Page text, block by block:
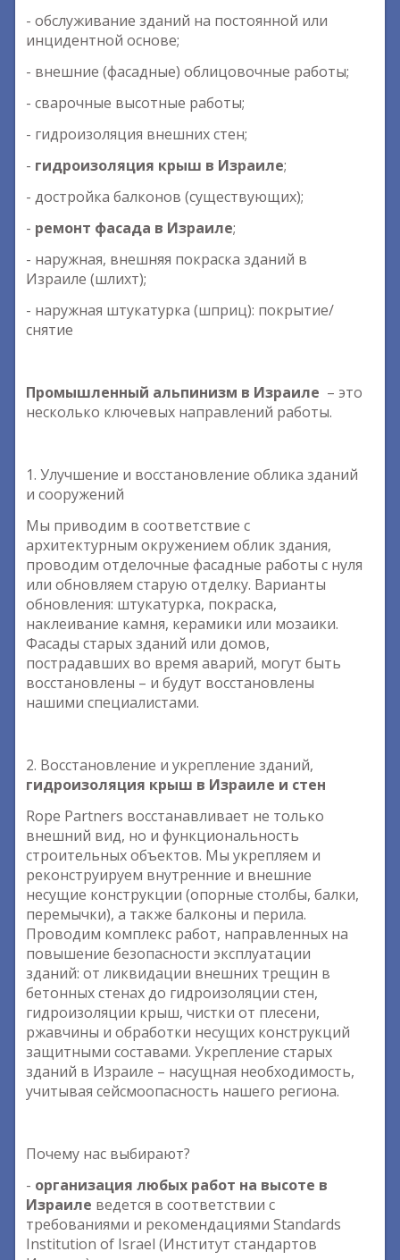
- обслуживание зданий на постоянной или
инцидентной основе;
- внешние (фасадные) облицовочные работы;
- сварочные высотные работы;
- гидроизоляция внешних стен;
- гидроизоляция крыш в Израиле;
- достройка балконов (существующих);
- ремонт фасада в Израиле;
- наружная, внешняя покраска зданий в
Израиле (шлихт);
- наружная штукатурка (шприц): покрытие/
снятие
Промышленный альпинизм в Израиле – это
несколько ключевых направлений работы.
1. Улучшение и восстановление облика зданий
и сооружений
Мы приводим в соответствие с
архитектурным окружением облик здания,
проводим отделочные фасадные работы с нуля
или обновляем старую отделку. Варианты
обновления: штукатурка, покраска,
наклеивание камня, керамики или мозаики.
Фасады старых зданий или домов,
пострадавших во время аварий, могут быть
восстановлены – и будут восстановлены
нашими специалистами.
2. Восстановление и укрепление зданий,
гидроизоляция крыш в Израиле и стен
Rope Partners восстанавливает не только
внешний вид, но и функциональность
строительных объектов. Мы укрепляем и
реконструируем внутренние и внешние
несущие конструкции (опорные столбы, балки,
перемычки), а также балконы и перила.
Проводим комплекс работ, направленных на
повышение безопасности эксплуатации
зданий: от ликвидации внешних трещин в
бетонных стенах до гидроизоляции стен,
гидроизоляции крыш, чистки от плесени,
ржавчины и обработки несущих конструкций
защитными составами. Укрепление старых
зданий в Израиле – насущная необходимость,
учитывая сейсмоопасность нашего региона.
Почему нас выбирают?
- организация любых работ на высоте в
Израиле ведется в соответствии с
требованиями и рекомендациями Standards
Institution of Israel (Институт стандартов